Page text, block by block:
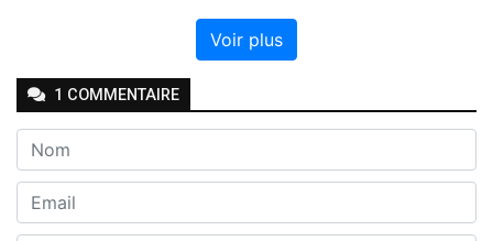
Voir plus
1 COMMENTAIRE